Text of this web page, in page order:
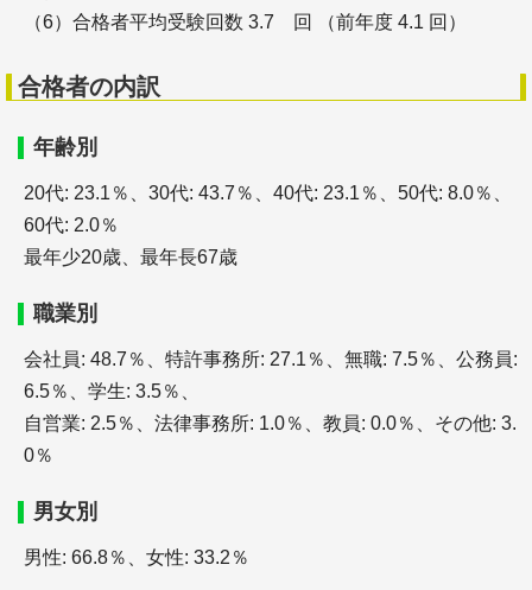
＋司法書士とは（試験の内容、難易度、勉強時間
＋司法書士の就職・転職
行政書士
＋行政書士とは（試験の内容、難易度、勉強時間
と、過去問題
＋行政書士試験のための教材・テキストと勉強法
＋行政書士の就職・転職
社会保険労務士
（6）合格者平均受験回数 3.7 回 （前年度 4.1 回）
合格者の内訳
年齢別
20代: 23.1％、30代: 43.7％、40代: 23.1％、50代: 8.0％、
60代: 2.0％
最年少20歳、最年長67歳
職業別
会社員: 48.7％、特許事務所: 27.1％、無職: 7.5％、公務員:
6.5％、学生: 3.5％、
自営業: 2.5％、法律事務所: 1.0％、教員: 0.0％、その他: 3.
0％
男女別
男性: 66.8％、女性: 33.2％